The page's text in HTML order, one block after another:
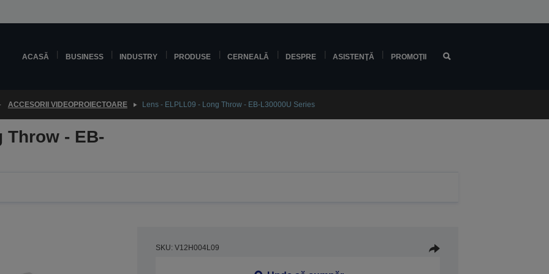
ACASĂ BUSINESS INDUSTRY PRODUSE CERNEALĂ DESPRE ASISTENŢĂ PROMOŢII
ACCESORII VIDEOPROIECTOARE Lens - ELPLL09 - Long Throw - EB-L30000U Series
Throw - EB-
SKU: V12H004L09